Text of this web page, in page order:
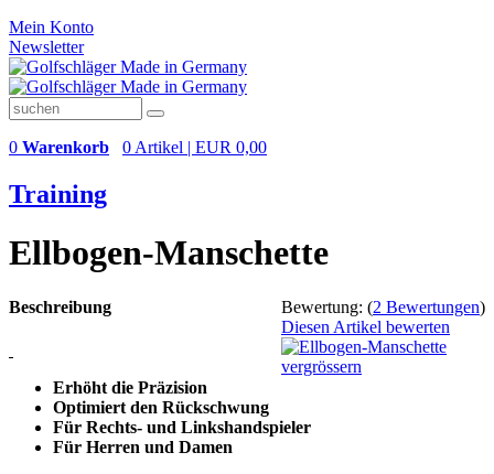
Mein Konto
Newsletter
0 Warenkorb 0 Artikel | EUR 0,00
Training
Ellbogen-Manschette
Bewertung: (2 Bewertungen)
Diesen Artikel bewerten
vergrössern
Beschreibung
Erhöht die Präzision
Optimiert den Rückschwung
Für Rechts- und Linkshandspieler
Für Herren und Damen